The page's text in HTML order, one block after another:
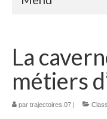
Adhérents
Céramique
Atelier de
La
métiers
par trajectoires.07 |